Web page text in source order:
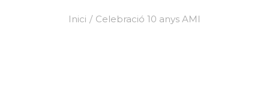
Inici Celebració 10 anys AMI